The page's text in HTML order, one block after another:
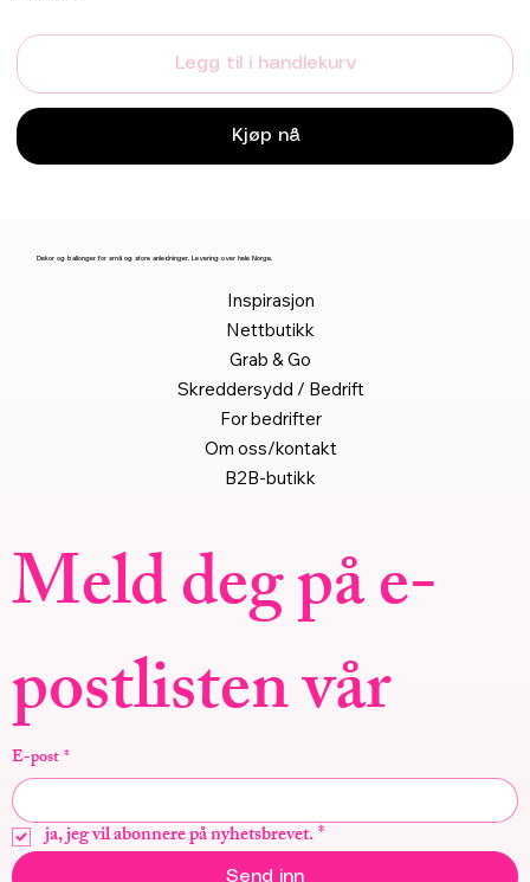
Legg til i handlekurv
Kjøp nå
Meld deg på e-
postlisten vår
E-post*
ja, jeg vil abonnere på nyhetsbrevet.*
Send inn
Dekor og ballonger for små og store anledninger. Levering over hele Norge.
Inspirasjon
Nettbutikk
Grab & Go
Skreddersydd / Bedrift
For bedrifter
Om oss/kontakt
B2B-butikk